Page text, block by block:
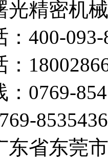
光精密机
：400-093-
：0769-
东省东莞